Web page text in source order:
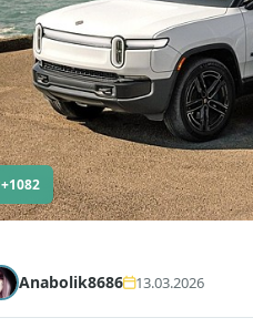
+1082
Anabolik8686 13.03.2026